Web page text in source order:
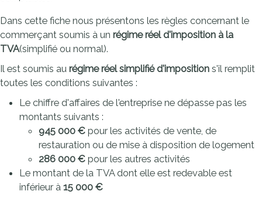
Dans cette fiche nous présentons les règles concernant le
commerçant soumis à un régime réel d'imposition à la
TVA(simplifié ou normal).
Il est soumis au régime réel simplifié d'imposition s'il remplit
toutes les conditions suivantes :
Le chiffre d'affaires de l'entreprise ne dépasse pas les
montants suivants :
945 000 € pour les activités de vente, de
restauration ou de mise à disposition de logement
286 000 € pour les autres activités
Le montant de la TVA dont elle est redevable est
inférieur à 15 000 €